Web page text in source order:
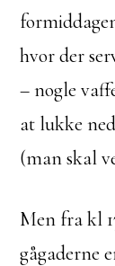
hvor der
– nogle
at lukke
(man skal
Men fra kl
gågaderne